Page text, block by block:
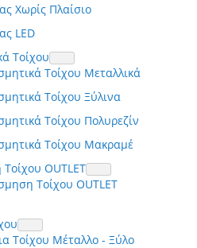
Χωρίς Πλαίσιο
LED
Τοίχου
Τοίχου Μεταλλικά
Τοίχου Ξύλινα
Τοίχου Πολυρεζίν
Τοίχου Μακραμέ
OUTLET
Τοίχου OUTLET
Τοίχου Μέταλλο - Ξύλο